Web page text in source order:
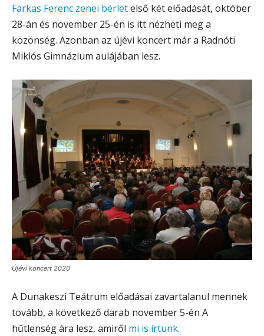
Farkas Ferenc zenei bérletelső két előadását, október
28-án és november 25-én is itt nézheti meg a
közönség. Azonban az újévi koncert már a Radnóti
Miklós Gimnázium aulájában lesz.
Újévi koncert 2020
A Dunakeszi Teátrum előadásai zavartalanul mennek
tovább, a következő darab november 5-én A
hűtlenség ára lesz, amiről mi is írtunk.